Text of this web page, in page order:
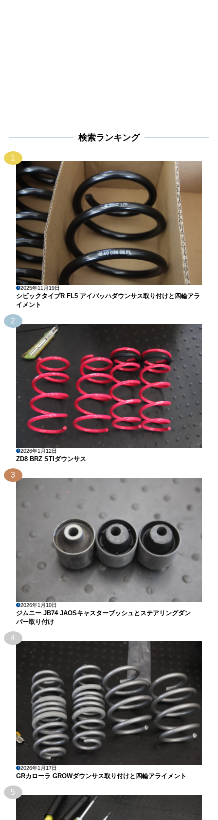
検索ランキング
1
2025年11月19日
シビックタイプR FL5 アイバッハダウンサス取り付けと四輪アラ
イメント
2
2026年1月12日
ZD8 BRZ STIダウンサス
3
2026年1月10日
ジムニー JB74 JAOSキャスターブッシュとステアリングダン
パー取り付け
4
2026年1月17日
GRカローラ GROWダウンサス取り付けと四輪アライメント
5